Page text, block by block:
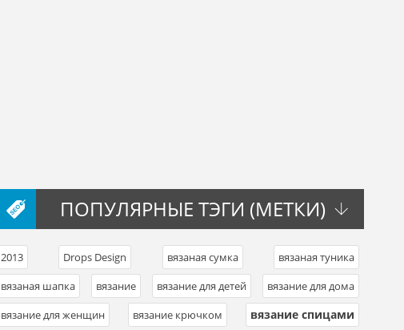
ПОПУЛЯРНЫЕ ТЭГИ (МЕТКИ)
2013 Drops Design вязаная сумка вязаная туника
вязаная шапка
вязание вязание для детей вязание для дома
вязание для женщин
вязание крючком вязание спицами